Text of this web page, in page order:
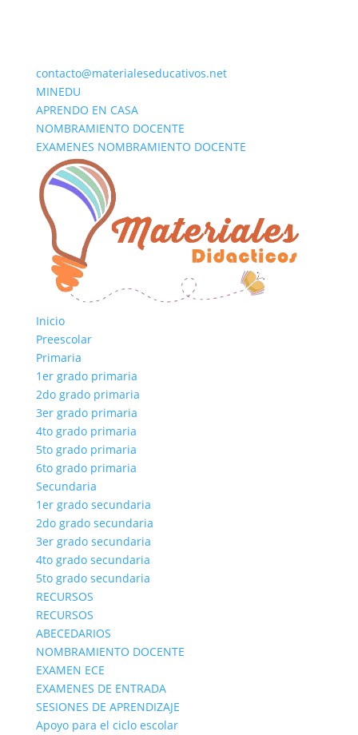
contacto@materialeseducativos.net
MINEDU
APRENDO EN CASA
NOMBRAMIENTO DOCENTE
EXAMENES NOMBRAMIENTO DOCENTE
Inicio
Preescolar
Primaria
1er grado primaria
2do grado primaria
3er grado primaria
4to grado primaria
5to grado primaria
6to grado primaria
Secundaria
1er grado secundaria
2do grado secundaria
3er grado secundaria
4to grado secundaria
5to grado secundaria
RECURSOS
RECURSOS
ABECEDARIOS
NOMBRAMIENTO DOCENTE
EXAMEN ECE
EXAMENES DE ENTRADA
SESIONES DE APRENDIZAJE
Apoyo para el ciclo escolar